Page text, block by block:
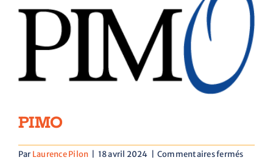
PIMO
Par Laurence Pilon 18 avril 2024 Commentaires ferméssur